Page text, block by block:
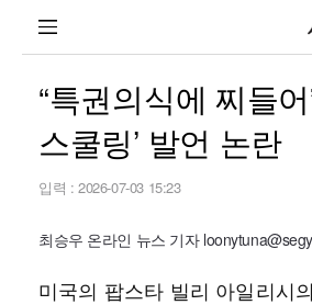
“특권의식에 찌들
스쿨링’ 발언 논란
입력 : 2026-07-03 15:23
최승우 온라인 뉴스 기자
미국의 팝스타 빌리 아일리시